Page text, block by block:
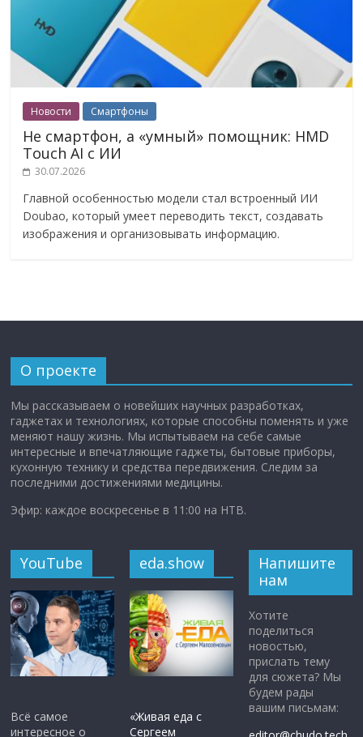
Новости Смартфоны
Не смартфон, а «умный» помощник: HMD
Touch AI с ИИ
30.07.2026
Главной особенностью модели стал встроенный ИИ
Doubao, который умеет переводить текст, создавать
изображения и организовывать информацию.
О проекте
Мы рассказываем о новейших научных разработках,
гаджетах и технологиях, которые способны поменять и уже
меняют нашу жизнь. Мы испытываем на себе самые
интересные и впечатляющие гаджеты, бытовые приборы,
кухонную технику и средства передвижения. Следим за
последними достижениями медицины.
Эфир: каждое воскресенье в 11:00 на НТВ.
YouTube
Всё самое
интересное о
eda.show
«Живая еда с
Сергеем
Напишите
нам
Хотите
поделиться
новостью,
прислать тему
для сюжета? Мы
будем рады
вашим письмам: